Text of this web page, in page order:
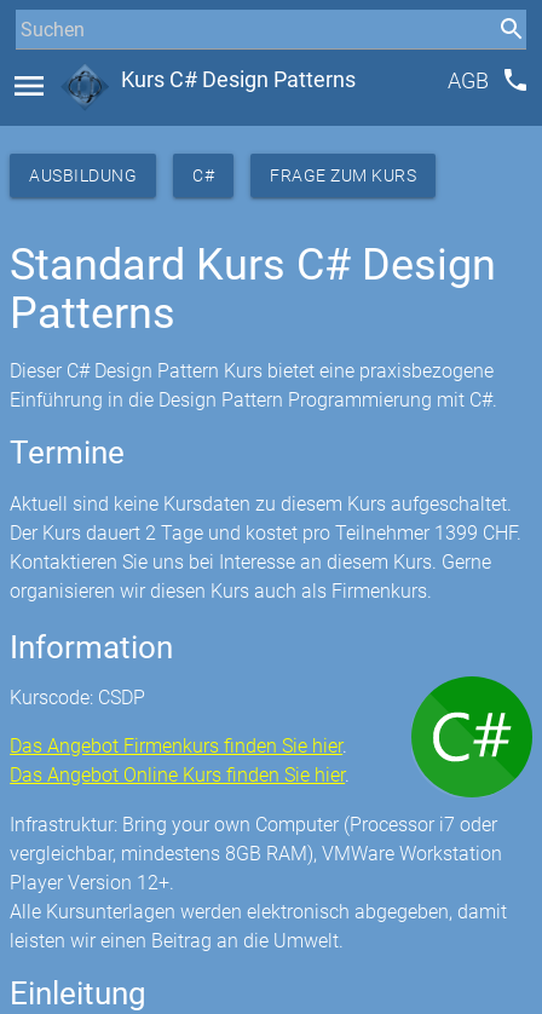
menu Kurs C# Design Patterns AGB phone
AUSBILDUNG C# FRAGE ZUM KURS
Standard Kurs C# Design
Patterns
Dieser C# Design Pattern Kurs bietet eine praxisbezogene
Einführung in die Design Pattern Programmierung mit C#.
Termine
Aktuell sind keine Kursdaten zu diesem Kurs aufgeschaltet.
Der Kurs dauert 2 Tage und kostet pro Teilnehmer 1399 CHF.
Kontaktieren Sie uns bei Interesse an diesem Kurs. Gerne
organisieren wir diesen Kurs auch als Firmenkurs.
Information
Kurscode: CSDP
Das Angebot Firmenkurs finden Sie hier.
Das Angebot Online Kurs finden Sie hier.
Infrastruktur: Bring your own Computer (Processor i7 oder
vergleichbar, mindestens 8GB RAM), VMWare Workstation
Player Version 12+.
Alle Kursunterlagen werden elektronisch abgegeben, damit
leisten wir einen Beitrag an die Umwelt.
Einleitung